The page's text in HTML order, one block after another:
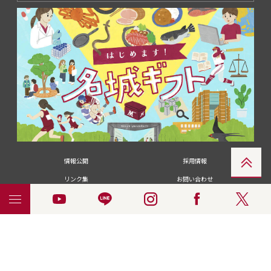
情報公開
採用情報
リンク集
お問い合わせ
メディアの皆さま
卒業生の皆さま